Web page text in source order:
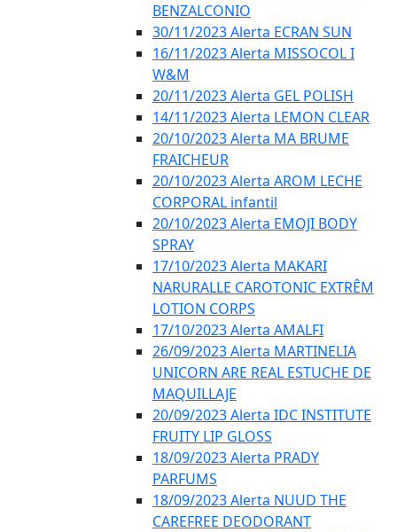
BENZALCONIO
30/11/2023 Alerta ECRAN SUN
16/11/2023 Alerta MISSOCOL I
W&M
20/11/2023 Alerta GEL POLISH
14/11/2023 Alerta LEMON CLEAR
20/10/2023 Alerta MA BRUME
FRAICHEUR
20/10/2023 Alerta AROM LECHE
CORPORAL infantil
20/10/2023 Alerta EMOJI BODY
SPRAY
17/10/2023 Alerta MAKARI
NARURALLE CAROTONIC EXTRÊM
LOTION CORPS
17/10/2023 Alerta AMALFI
26/09/2023 Alerta MARTINELIA
UNICORN ARE REAL ESTUCHE DE
MAQUILLAJE
20/09/2023 Alerta IDC INSTITUTE
FRUITY LIP GLOSS
18/09/2023 Alerta PRADY
PARFUMS
18/09/2023 Alerta NUUD THE
CAREFREE DEODORANT